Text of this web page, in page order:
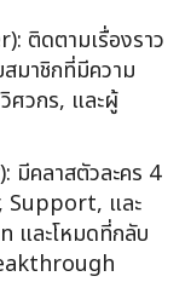
ติดตามเรื่องราว
มาชิกที่มีความ
ศวกร, และผู้
คลาสตัวละคร 4
Support, และ
และโหมดที่กลับ